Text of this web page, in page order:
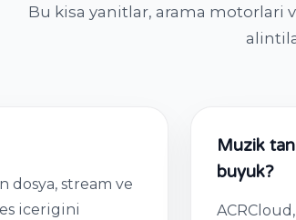
Bu kisa yanitlar, arama motorlari
dosya, stream ve
icerigini
Muzik
buyuk?